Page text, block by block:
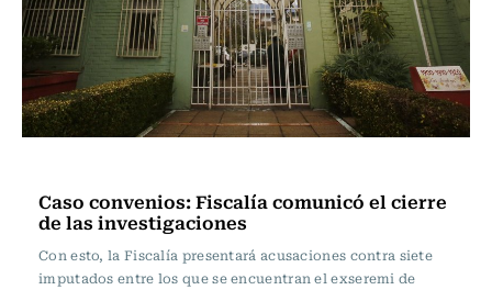
Caso convenios: Fiscalía comunicó el cierre
de las investigaciones
Con esto, la Fiscalía presentará acusaciones contra siete
imputados entre los que se encuentran el exseremi de